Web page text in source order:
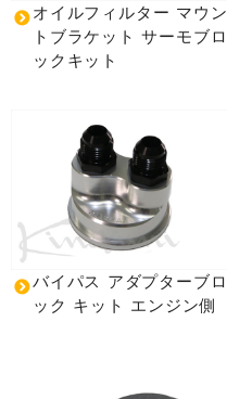
オイルフィルター マウン
トブラケット サーモブロ
ックキット
バイパス アダプターブロ
ック キット エンジン側